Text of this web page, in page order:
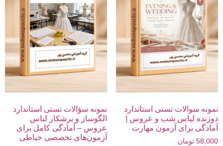
نمونه سوالات تستی استاندارد
دوزنده لباس شب و عروس |
آمادگی برای آزمون مهارت
58,000 تومان
نمونه سؤالات تستی استاندارد
الگو‌ساز و برشکار لباس
عروس – آمادگی کامل برای
آزمون‌های تخصصی خیاطی